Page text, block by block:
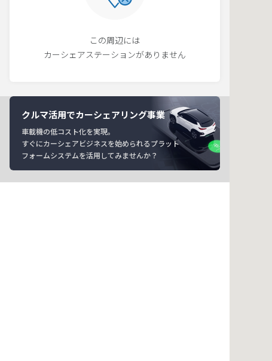
この周辺には
カーシェアステーションがありません
クルマ活用でカーシェアリング事業
車載機の低コスト化を実現。
すぐにカーシェアビジネスを始められるプラット
フォームシステムを活用してみませんか？